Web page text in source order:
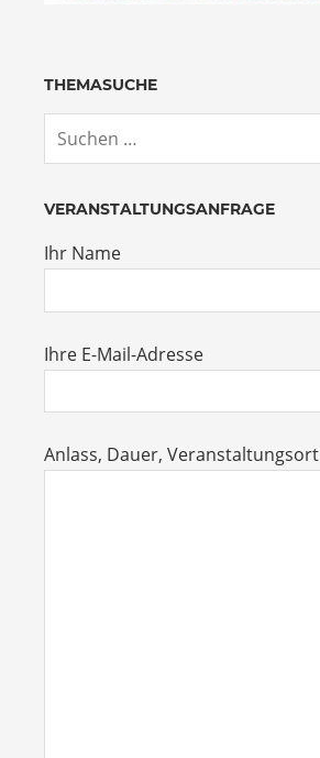
THEMASUCHE
VERANSTALTUNGSANFRAGE
Ihr Name
Ihre E-Mail-Adresse
Anlass, Dauer, Veranstaltungsort